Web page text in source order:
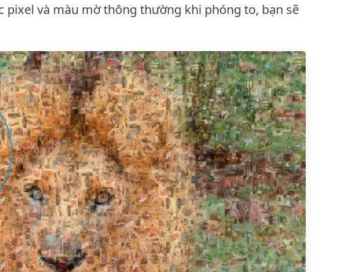
pixel và màu mờ thông thường khi phóng to, bạn sẽ